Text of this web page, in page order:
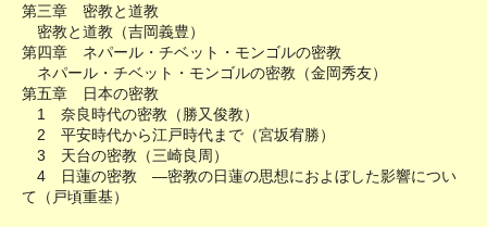
第三章 密教と道教
密教と道教（吉岡義豊）
第四章 ネパール・チベット・モンゴルの密教
ネパール・チベット・モンゴルの密教（金岡秀友）
第五章 日本の密教
1 奈良時代の密教（勝又俊教）
2 平安時代から江戸時代まで（宮坂宥勝）
3 天台の密教（三崎良周）
4 日蓮の密教 ―密教の日蓮の思想におよぼした影響につい
て（戸頃重基）